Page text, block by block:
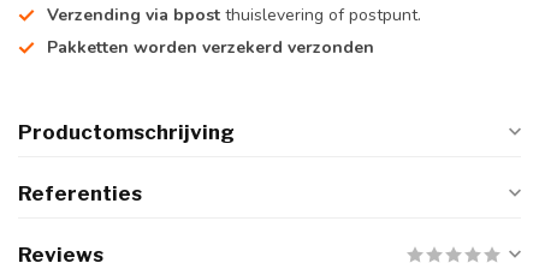
Verzending via bpost thuislevering of postpunt.
Pakketten worden verzekerd verzonden
Productomschrijving
Referenties
Reviews